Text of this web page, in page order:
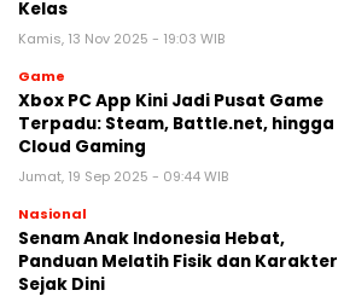
Kelas
Kamis, 13 Nov 2025 - 19:03 WIB
Game
Xbox PC App Kini Jadi Pusat Game
Terpadu: Steam, Battle.net, hingga
Cloud Gaming
Jumat, 19 Sep 2025 - 09:44 WIB
Nasional
Senam Anak Indonesia Hebat,
Panduan Melatih Fisik dan Karakter
Sejak Dini